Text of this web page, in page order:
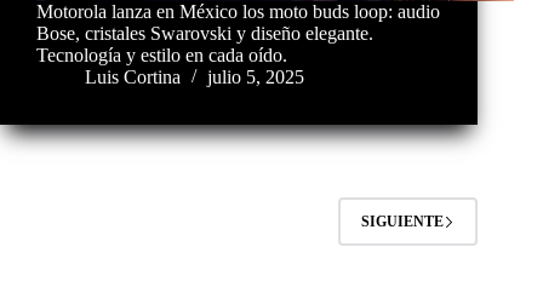
Motorola lanza en México los moto buds loop: audio
Bose, cristales Swarovski y diseño elegante.
Tecnología y estilo en cada oído.
Luis Cortina
julio 5, 2025
SIGUIENTE